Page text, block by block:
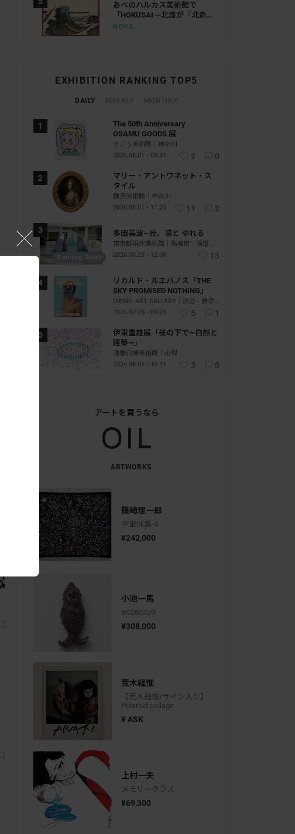
あべのハルカス美術館で
「HOKUSAI ―北斎が『北斎』
だった時代―」が来年開催。
NEWS
EXHIBITION RANKING TOP5
DAILY
The 50th Anniversary
OSAMU GOODS 展
そごう美術館｜神奈川
2026.08.01 - 08.31
2 0
マリー・アントワネット・ス
タイル
横浜美術館｜神奈川
2026.08.01 - 11.23
11 2
多田美波―光、凛と ゆれる
東京都現代美術館｜馬喰町 - 清澄白河｜東京
2026.08.29 - 12.06
13
リカルド・ルエバノス「THE
SKY PROMISED NOTHING」
2026.07.25 - 09.23
5 1
伊東豊雄展「桜の下で―自然と
建築―」
清春白樺美術館｜山梨
2026.08.01 - 10.11
3 0
アートを買うなら
ARTWORKS
篠崎理一郎
宇宙採集-4
¥242,000
小池一馬
BC260329
¥308,000
荒木経惟
【荒木経惟/サイン入り】
Polaroid collage
¥ ASK
上村一夫
メモリーグラス
¥69,300